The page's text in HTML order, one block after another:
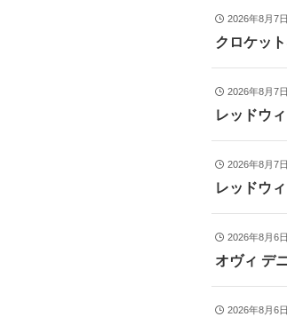
2026年8月7日
クロケッ
2026年8月7日
レッドウ
2026年8月7日
レッドウ
2026年8月6日
オヴィ デ
2026年8月6日